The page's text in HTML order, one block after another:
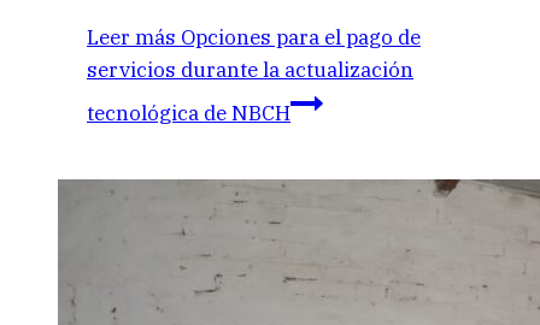
Leer más Opciones para el pago de
servicios durante la actualización
tecnológica de NBCH